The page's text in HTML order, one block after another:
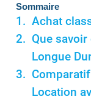
Sommaire
Achat
Que
Longue
Location